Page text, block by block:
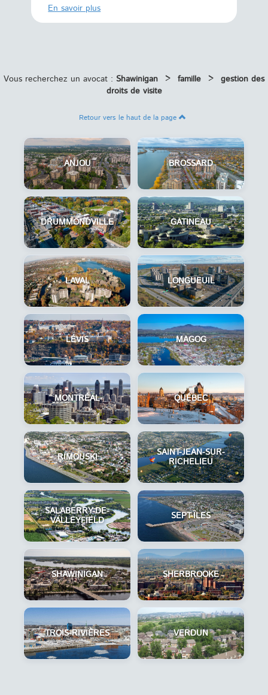
En savoir plus
Vous recherchez un avocat : Shawinigan > famille > gestion des
droits de visite
Retour vers le haut de la page
ANJOU BROSSARD
DRUMMONDVILLE GATINEAU
LAVAL LONGUEUIL
LÉVIS MAGOG
MONTRÉAL QUÉBEC
RIMOUSKI
SAINT-JEAN-SUR-
RICHELIEU
SALABERRY-DE-
VALLEYFIELD
SEPT-ÎLES
SHAWINIGAN SHERBROOKE
TROIS-RIVIÈRES VERDUN